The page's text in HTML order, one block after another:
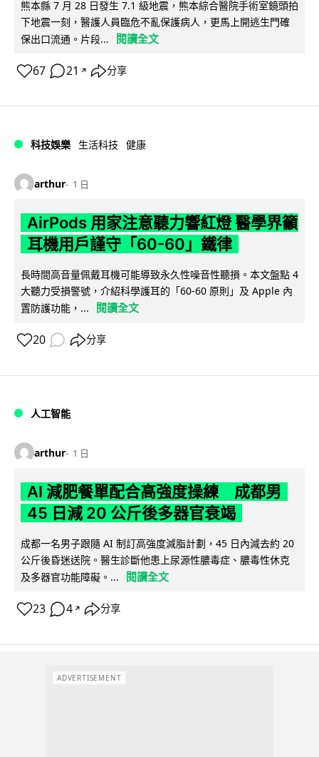
熊本縣 7 月 28 日發生 7.1 級地震，熊本綜合醫院手術室鏡頭拍
下地震一刻，醫護人員臨危不亂保護病人，更馬上開逃生門確
保出口流通。片段...
閱讀全文
67 21 ↗ 分享
科技娛樂 生活科技 健康
arthur 1 日
AirPods 用家注意聽力響紅燈 醫學界籲
耳機用戶謹守「60-60」鐵律
長時間高音量佩戴耳機可能導致永久性噪音性聽損。本文盤點 4
大聽力受損警號，介紹科學護耳的「60-60 原則」及 Apple 內
置防護功能，...
閱讀全文
20 分享
人工智能
arthur 1 日
AI 減肥餐單配合高強度操練 成都男
45 日減 20 公斤後多器官衰竭
成都一名男子跟隨 AI 制訂高強度減脂計劃，45 日內減去約 20
公斤後昏迷送院。醫生診斷他患上尿源性膿毒症、膿毒性休克
及多器官功能障礙。...
閱讀全文
23 4 ↗ 分享
ADVERTISEMENT